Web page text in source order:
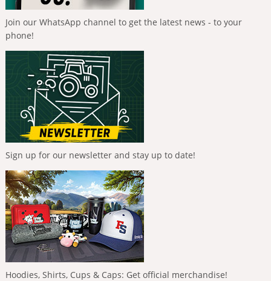
Join our WhatsApp channel to get the latest news - to your
phone!
Sign up for our newsletter and stay up to date!
Hoodies, Shirts, Cups & Caps: Get official merchandise!